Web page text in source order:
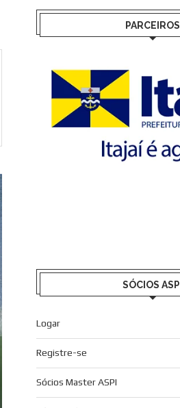
PARCEIROS
SÓCIOS ASPI
Logar
Registre-se
Sócios Master ASPI